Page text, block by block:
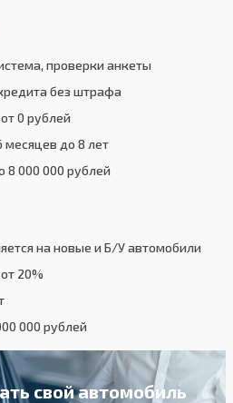
проверки анкеты
без штрафа
0 рублей
месяцев до 8 лет
8 000 000 рублей
на новые и Б/У автомобили
20%
000 рублей
свой автомобиль